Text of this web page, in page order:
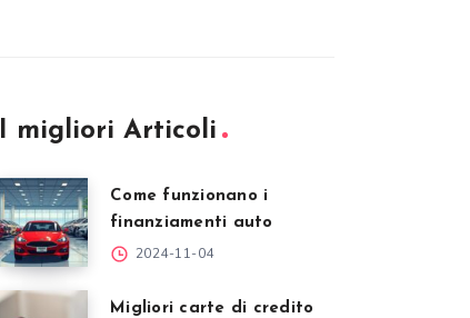
I migliori Articoli
Come funzionano i
finanziamenti auto
2024-11-04
Migliori carte di credito